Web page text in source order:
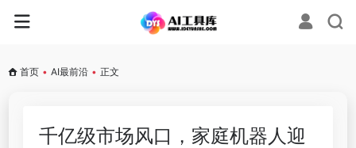
首页 • AI最前沿 • 正文
千亿级市场风口，家庭机器人迎